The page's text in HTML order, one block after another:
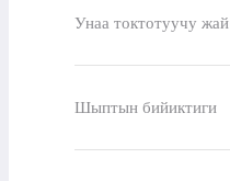
Унаа токтотуучу жай
Шыптын бийиктиги